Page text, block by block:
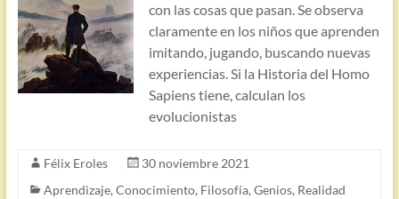
con las cosas que pasan. Se observa
claramente en los niños que aprenden
imitando, jugando, buscando nuevas
experiencias. Si la Historia del Homo
Sapiens tiene, calculan los
evolucionistas
Félix Eroles
30 noviembre 2021
Aprendizaje, Conocimiento, Filosofía, Genios, Realidad